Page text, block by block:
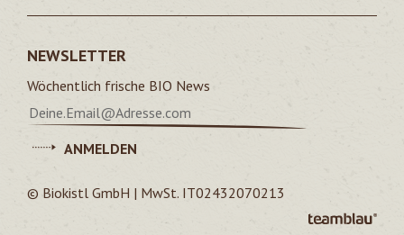
NEWSLETTER
Wöchentlich frische BIO News
ANMELDEN
© Biokistl GmbH | MwSt. IT02432070213